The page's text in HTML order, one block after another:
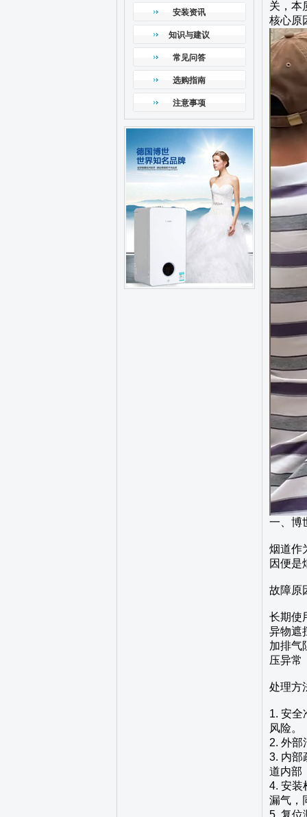
安装资讯
知识与建议
常见问答
选购指南
注意事项
关，本
核心原
一、博
烟道作
因便是
故障原
长期使
异物遮
加排气
压异常
处理方
1. 安全
风险。
2. 外部
3. 内部
道内部
4. 安装
漏气，
5. 复位